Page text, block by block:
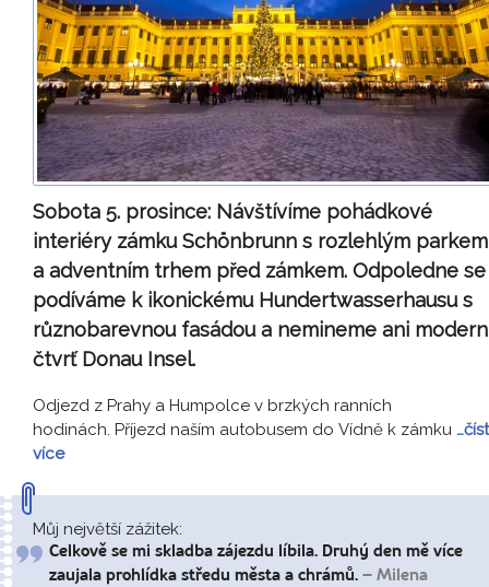
Sobota 5. prosince: Návštívíme pohádkové
interiéry zámkuSchönbrunn s rozlehlým parkem
a adventním trhem před zámkem. Odpoledne se
podíváme k ikonickému Hundertwasserhausu s
různobarevnou fasádou a nemineme ani
čtvrť Donau Insel.
Odjezd z Prahy a Humpolce v brzkých ranních
hodinách. Příjezd naším autobusem do Vídně k zámku …číst
více
Můj největší zážitek:
Celkově se mi skladba zájezdu líbila. Druhý den mě více
zaujala prohlídka středu města a chrámů. – Milena